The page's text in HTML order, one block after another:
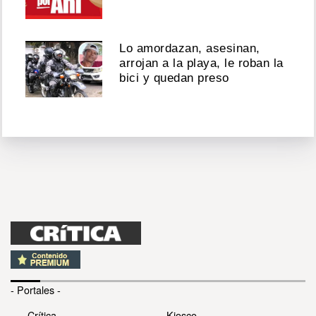
Lo amordazan, asesinan,
arrojan a la playa, le roban la
bici y quedan preso
- Portales -